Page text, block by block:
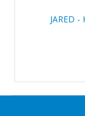
JARED -